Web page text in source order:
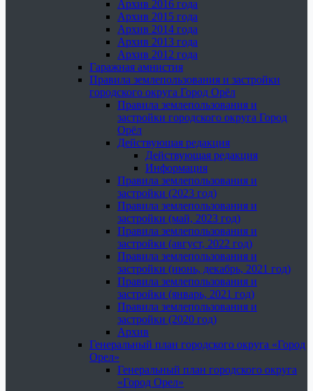
Архив 2016 года
Архив 2015 года
Архив 2014 года
Архив 2013 года
Архив 2012 года
Гаражная амнистия
Правила землепользования и застройки
городского округа Город Орёл
Правила землепользования и
застройки городского округа Город
Орёл
Действующая редакция
Действующая редакция
Информация
Правила землепользования и
застройки (2023 год)
Правила землепользования и
застройки (май, 2023 год)
Правила землепользования и
застройки (август, 2022 год)
Правила землепользования и
застройки (июнь, декабрь, 2021 год)
Правила землепользования и
застройки (январь, 2021 год)
Правила землепользования и
застройки (2020 год)
Архив
Генеральный план городского округа «Город
Орел»
Генеральный план городского округа
«Город Орел»